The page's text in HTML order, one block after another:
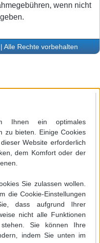
wenn nicht
Alle Rechte vorbehalten
Ihnen ein optimales
zu bieten. Einige Cookies
Website erforderlich
dem Komfort oder der
Sie zulassen wollen.
die Cookie-Einstellungen
dass aufgrund Ihrer
nicht alle Funktionen
Sie können Ihre
indem Sie unten im